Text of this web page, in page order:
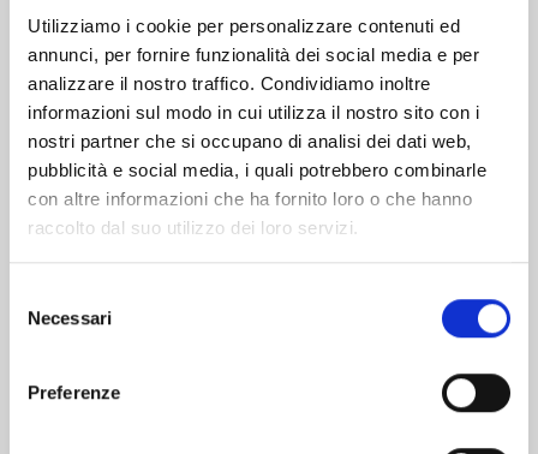
Utilizziamo i cookie per personalizzare contenuti ed
annunci, per fornire funzionalità dei social media e per
analizzare il nostro traffico. Condividiamo inoltre
informazioni sul modo in cui utilizza il nostro sito con i
nostri partner che si occupano di analisi dei dati web,
pubblicità e social media, i quali potrebbero combinarle
con altre informazioni che ha fornito loro o che hanno
raccolto dal suo utilizzo dei loro servizi.
delNecessari
Preferenze